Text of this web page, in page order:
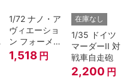
1/72 ナノ・ア
ヴィエーショ
ン フォーメー
ションライト
（F-15用）
1,518 円
在庫なし
1/35 ドイツ
マーダーII 対
戦車自走砲
2,200 円